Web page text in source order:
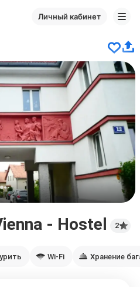
Личный кабинет
- Hostel 2
Wi-Fi Хранение